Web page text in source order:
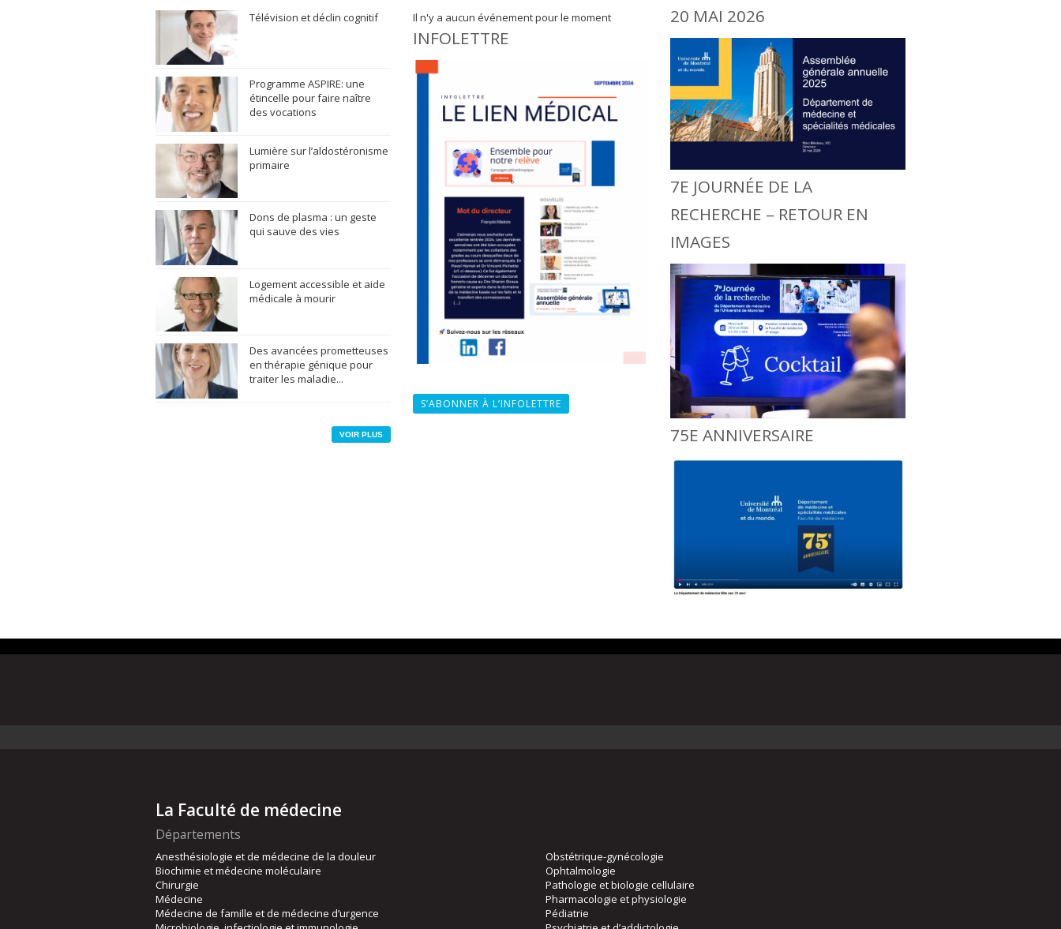
Télévision et déclin cognitif
Programme ASPIRE: une
étincelle pour faire naître
des vocations
Lumière sur l’aldostéronisme
primaire
Dons de plasma : un geste
qui sauve des vies
Logement accessible et aide
médicale à mourir
Des avancées prometteuses
en thérapie génique pour
traiter les maladie...
VOIR PLUS
Il n'y a aucun événement pour le moment
INFOLETTRE
S’ABONNER À L’INFOLETTRE
20 MAI 2026
7E JOURNÉE DE LA
RECHERCHE – RETOUR EN
IMAGES
75E ANNIVERSAIRE
La Faculté de médecine
Départements
Anesthésiologie et de médecine de la douleur
Biochimie et médecine moléculaire
Chirurgie
Médecine
Médecine de famille et de médecine d’urgence
Obstétrique-gynécologie
Ophtalmologie
Pathologie et biologie cellulaire
Pharmacologie et physiologie
Pédiatrie